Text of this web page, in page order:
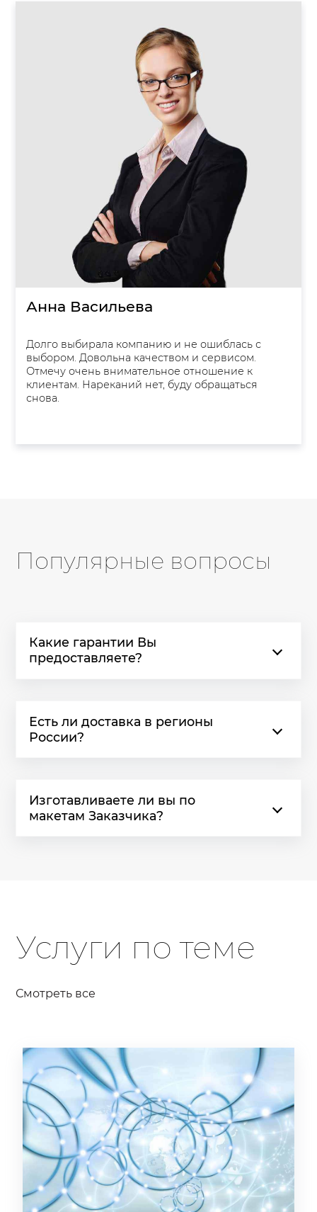
Анна Васильева
Долго выбирала компанию и не ошиблась с
выбором. Довольна качеством и сервисом.
Отмечу очень внимательное отношение к
клиентам. Нареканий нет, буду обращаться
снова.
Популярные вопросы
Какие гарантии Вы
предоставляете?
Есть ли доставка в регионы
России?
Изготавливаете ли вы по
макетам Заказчика?
Услуги по теме
Смотреть все